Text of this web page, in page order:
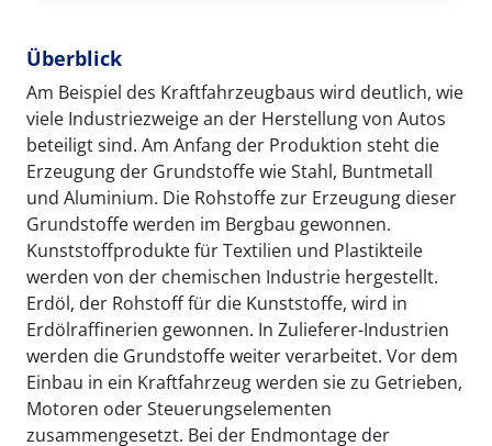
Überblick
Am Beispiel des Kraftfahrzeugbaus wird deutlich, wie
viele Industriezweige an der Herstellung von Autos
beteiligt sind. Am Anfang der Produktion steht die
Erzeugung der Grundstoffe wie Stahl, Buntmetall
und Aluminium. Die Rohstoffe zur Erzeugung dieser
Grundstoffe werden im Bergbau gewonnen.
Kunststoffprodukte für Textilien und Plastikteile
werden von der chemischen Industrie hergestellt.
Erdöl, der Rohstoff für die Kunststoffe, wird in
Erdölraffinerien gewonnen. In Zulieferer-Industrien
werden die Grundstoffe weiter verarbeitet. Vor dem
Einbau in ein Kraftfahrzeug werden sie zu Getrieben,
Motoren oder Steuerungselementen
zusammengesetzt. Bei der Endmontage der